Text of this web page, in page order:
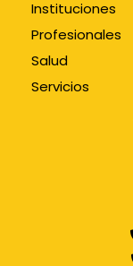
Instituciones
Profesionales
Salud
Servicios